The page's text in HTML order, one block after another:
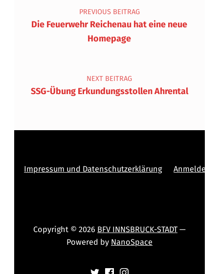
PREVIOUS BEITRAG
Die Feuerwehr Reichenau hat eine neue
Homepage
NEXT BEITRAG
SSG-Übung Erkundungsstollen Ahrental
Impressum und Datenschutzerklärung Anmelden
Copyright © 2026 BFV INNSBRUCK-STADT—
Powered by NanoSpace